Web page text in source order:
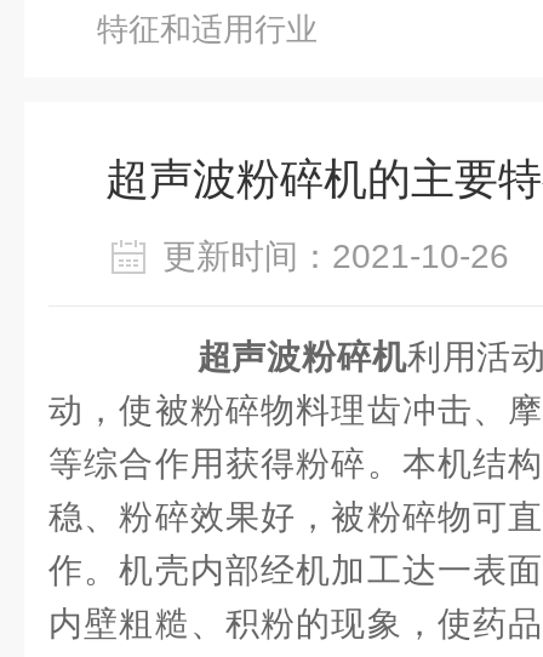
特征和适用行业
超声波粉碎机的主要
更新时间：2021-10-
超声波粉碎机利用活
动，使被粉碎物料理齿冲击、
等综合作用获得粉碎。本机结
稳、粉碎效果好，被粉碎物可
作。机壳内部经机加工达一表
内壁粗糙、积粉的现象，使药